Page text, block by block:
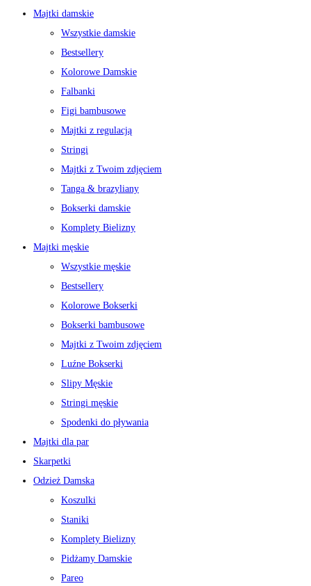
Majtki damskie
Wszystkie damskie
Bestsellery
Kolorowe Damskie
Falbanki
Figi bambusowe
Majtki z regulacją
Stringi
Majtki z Twoim zdjęciem
Tanga & brazyliany
Bokserki damskie
Komplety Bielizny
Majtki męskie
Wszystkie męskie
Bestsellery
Kolorowe Bokserki
Bokserki bambusowe
Majtki z Twoim zdjęciem
Luźne Bokserki
Slipy Męskie
Stringi męskie
Spodenki do pływania
Majtki dla par
Skarpetki
Odzież Damska
Koszulki
Staniki
Komplety Bielizny
Pidżamy Damskie
Pareo